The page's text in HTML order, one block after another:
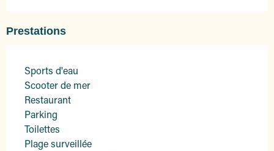
Prestations
Sports d'eau
Scooter de mer
Restaurant
Parking
Toilettes
Plage surveillée